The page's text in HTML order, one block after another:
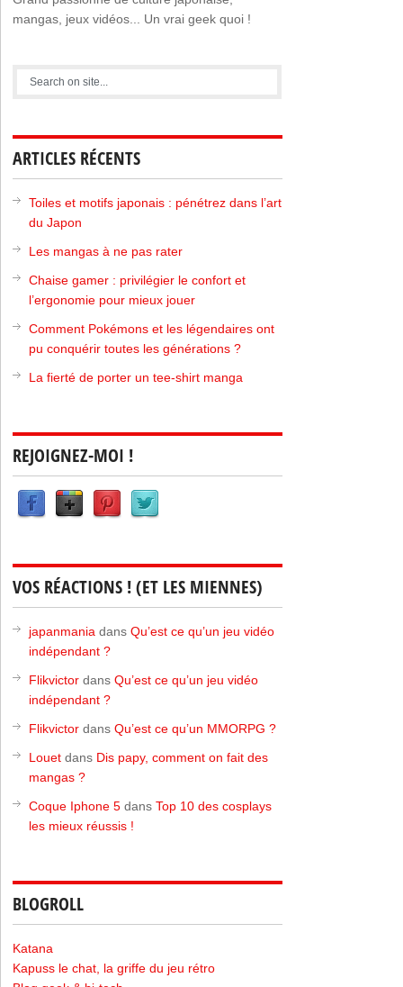
mangas, jeux vidéos... Un vrai geek quoi !
ARTICLES RÉCENTS
Toiles et motifs japonais : pénétrez dans l’art
du Japon
Les mangas à ne pas rater
Chaise gamer : privilégier le confort et
l’ergonomie pour mieux jouer
Comment Pokémons et les légendaires ont
pu conquérir toutes les générations ?
La fierté de porter un tee-shirt manga
REJOIGNEZ-MOI !
VOS RÉACTIONS ! (ET LES MIENNES)
japanmania dansQu’est ce qu’un jeu vidéo
indépendant ?
Flikvictor dansQu’est ce qu’un jeu vidéo
indépendant ?
Flikvictor dansQu’est ce qu’un MMORPG ?
Louet dans Dis papy, comment on fait des
mangas ?
Coque Iphone 5 dansTop 10 des cosplays
les mieux réussis !
BLOGROLL
Katana
Kapuss le chat, la griffe du jeu rétro